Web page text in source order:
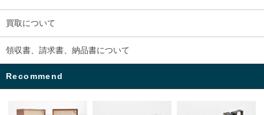
買取について
領収書、請求書、納品書について
Recommend